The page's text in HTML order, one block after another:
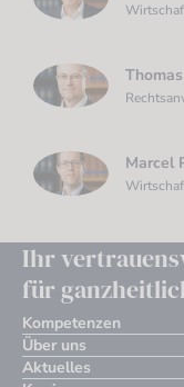
Marcel
Ihr
für
Kompetenzen
Über uns
Aktuelles